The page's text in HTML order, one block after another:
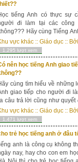
tiếng Anh có thực sự
đi làm tại các công
Hãy cùng Tiếng
câu trả lời qua bài viết
Học tiếng Anh có...
vực khác ::Giáo dục ::
1,295 lượt xem
nên học tiếng Anh giao
cùng tìm hiểu về những
giao tiếp cho người đi
câu trả lời cũng như quyết
mình các bạn nhé. Học
người đi làm Học tiếng
vực khác ::Giáo dục ::
1,471 lượt xem
trẻ học tiếng anh ở đâu
anh là công cụ không
nay, hay cho con em